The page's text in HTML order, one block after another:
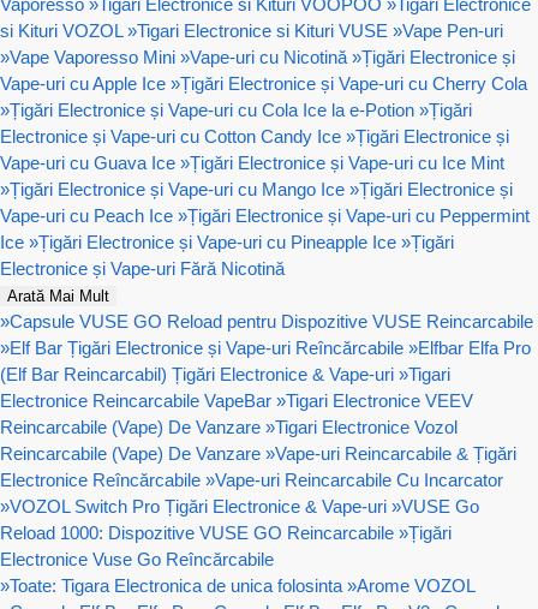
Vaporesso »Tigari Electronice si Kituri VOOPOO »Tigari Electronice
si Kituri VOZOL »Tigari Electronice si Kituri VUSE »Vape Pen-uri
»Vape Vaporesso Mini »Vape-uri cu Nicotină »Țigări Electronice și
Vape-uri cu Apple Ice »Țigări Electronice și Vape-uri cu Cherry Cola
»Țigări Electronice și Vape-uri cu Cola Ice la e-Potion »Țigări
Electronice și Vape-uri cu Cotton Candy Ice »Țigări Electronice și
Vape-uri cu Guava Ice »Țigări Electronice și Vape-uri cu Ice Mint
»Țigări Electronice și Vape-uri cu Mango Ice »Țigări Electronice și
Vape-uri cu Peach Ice »Țigări Electronice și Vape-uri cu Peppermint
Ice »Țigări Electronice și Vape-uri cu Pineapple Ice »Țigări
Electronice și Vape-uri Fără Nicotină
Arată Mai Mult
»Capsule VUSE GO Reload pentru Dispozitive VUSE Reincarcabile
»Elf Bar Țigări Electronice și Vape-uri Reîncărcabile »Elfbar Elfa Pro
(Elf Bar Reincarcabil) Țigări Electronice & Vape-uri »Tigari
Electronice Reincarcabile VapeBar »Tigari Electronice VEEV
Reincarcabile (Vape) De Vanzare »Tigari Electronice Vozol
Reincarcabile (Vape) De Vanzare »Vape-uri Reincarcabile & Țigări
Electronice Reîncărcabile »Vape-uri Reincarcabile Cu Incarcator
»VOZOL Switch Pro Țigări Electronice & Vape-uri »VUSE Go
Reload 1000: Dispozitive VUSE GO Reincarcabile »Țigări
Electronice Vuse Go Reîncărcabile
»Toate: Tigara Electronica de unica folosinta »Arome VOZOL